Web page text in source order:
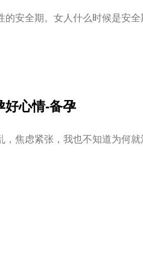
安全期。女人什么时候是安
好心情-备孕
焦虑紧张，我也不知道为何就